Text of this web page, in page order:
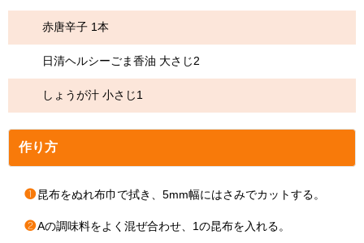
赤唐辛子 1本
日清ヘルシーごま香油 大さじ2
しょうが汁 小さじ1
作り方
❶ 昆布をぬれ布巾で拭き、5mm幅にはさみでカットする。
❷Aの調味料をよく混ぜ合わせ、1の昆布を入れる。